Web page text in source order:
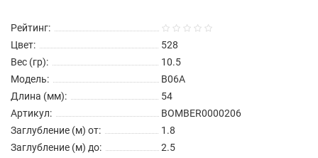
Рейтинг:
Цвет:
528
Вес (гр):
10.5
Модель:
B06A
Длина (мм):
54
Артикул:
BOMBER0000206
Заглубление (м) от:
1.8
Заглубление (м) до:
2.5